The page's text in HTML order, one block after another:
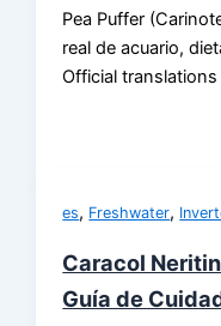
Pea Puffer
real de acuario,
Official translations
es, Freshwater,
Caracol
Guía de